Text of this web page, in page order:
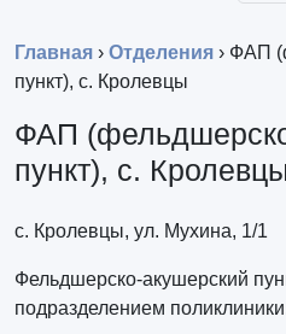
Главная › Отделения › ФАП
пункт), с. Кролевцы
ФАП
пункт), с.
с. Кролевцы, ул. Мухина, 1/1
Фельдшерско-акушерский
подразделением